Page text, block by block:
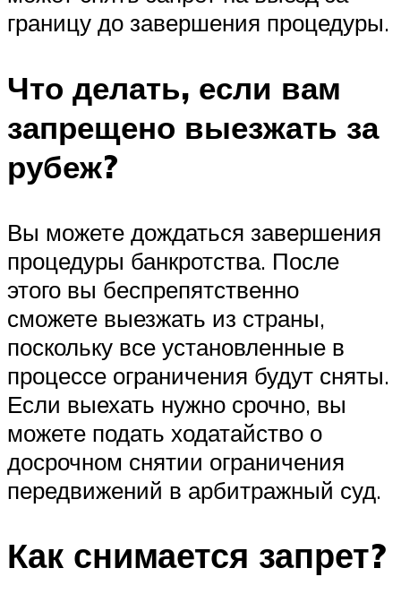
границу до завершения процедуры.
Что делать, если вам
запрещено выезжать за
рубеж?
Вы можете дождаться завершения
процедуры банкротства. После
этого вы беспрепятственно
сможете выезжать из страны,
поскольку все установленные в
процессе ограничения будут сняты.
Если выехать нужно срочно, вы
можете подать ходатайство о
досрочном снятии ограничения
передвижений в арбитражный суд.
Как снимается запрет?